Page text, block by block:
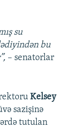
su
bu
– senatorlar
Kelsey
sazişinə
tutulan